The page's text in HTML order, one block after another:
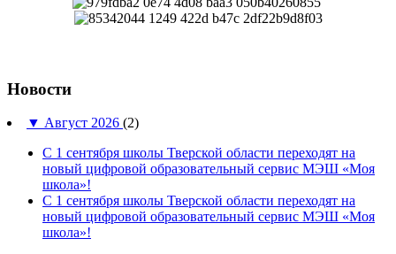
Новости
▼ Август 2026 (2)
С 1 сентября школы Тверской области переходят на
новый цифровой образовательный сервис МЭШ «Моя
школа»!
С 1 сентября школы Тверской области переходят на
новый цифровой образовательный сервис МЭШ «Моя
школа»!